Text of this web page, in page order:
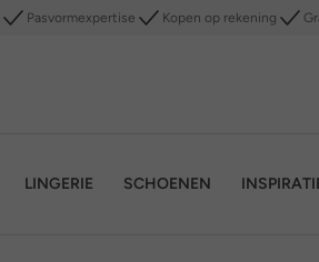
Pasvormexpertise Kopen op rekening
LINGERIE SCHOENEN